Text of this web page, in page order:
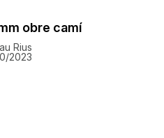
obre camí
Rius
2023